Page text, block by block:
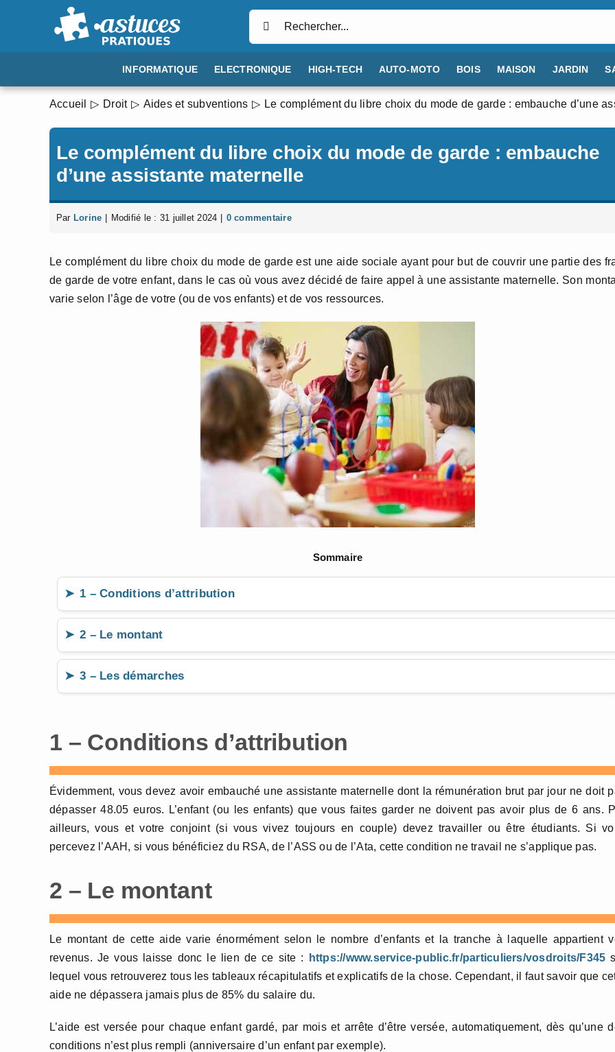
INFORMATIQUE ELECTRONIQUE HIGH-TECH AUTO-MOTO BOIS MAISON JARDIN
Accueil Droit Aides et subventions Le complément du libre choix du mode de garde : embauche d’une
Le complément du libre choix du mode de garde : embauche
d’une assistante maternelle
Par Lorine Modifié le : 31 juillet 2024 0 commentaire
Le complément du libre choix du mode de garde est une aide sociale ayant pour but de couvrir une partie des
de garde de votre enfant, dans le cas où vous avez décidé de faire appel à une assistante maternelle. Son
varie selon l’âge de votre (ou de vos enfants) et de vos ressources.
Sommaire
1 – Conditions d’attribution
2 – Le montant
3 – Les démarches
1 – Conditions d’attribution
Évidemment, vous devez avoir embauché une assistante maternelle dont la rémunération brut par jour ne doit
dépasser 48.05 euros. L’enfant (ou les enfants) que vous faites garder ne doivent pas avoir plus de 6 ans.
ailleurs, vous et votre conjoint (si vous vivez toujours en couple) devez travailler ou être étudiants. Si
percevez l’AAH, si vous bénéficiez du RSA, de l’ASS ou de l’Ata, cette condition ne travail ne s’applique pas.
2 – Le montant
Le montant de cette aide varie énormément selon le nombre d’enfants et la tranche à laquelle appartient
revenus. Je vous laisse donc le lien de ce site :
https://www.service-public.fr/particuliers/vosdroits/F345
lequel vous retrouverez tous les tableaux récapitulatifs et explicatifs de la chose. Cependant, il faut savoir que
aide ne dépassera jamais plus de 85% du salaire du.
L’aide est versée pour chaque enfant gardé, par mois et arrête d’être versée, automatiquement, dès qu’une
conditions n’est plus rempli (anniversaire d’un enfant par exemple).